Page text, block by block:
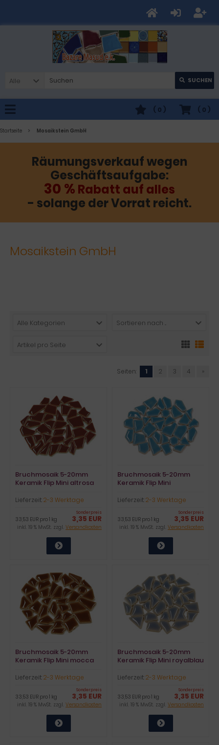
Alle SUCHEN
( 0 )
( 0 )
Startseite Mosaikstein GmbH
Räumungsverkauf wegen
Geschäftsaufgabe:
30 % Rabatt auf alles
- solange der Vorrat reicht.
Mosaikstein GmbH
Alle Kategorien Sortieren nach ...
Artikel pro Seite
Seiten: 1 2 3 4 »
Bruchmosaik 5-20mm
Keramik Flip Mini altrosa
Lieferzeit:2-3 Werktage
Sonderpreis
3,35 EUR
33,53 EUR pro 1 kg
inkl. 19 % MwSt. zzgl. Versandkosten
Bruchmosaik 5-20mm
Keramik Flip Mini
100g ca.90St.
Lieferzeit:2-3 Werktage
Sonderpreis
3,35 EUR
33,53 EUR pro 1 kg
inkl. 19 % MwSt. zzgl. Versandkosten
Bruchmosaik 5-20mm
Keramik Flip Mini mocca
Lieferzeit:2-3 Werktage
Sonderpreis
3,35 EUR
33,53 EUR pro 1 kg
inkl. 19 % MwSt. zzgl. Versandkosten
Bruchmosaik 5-20mm
Keramik Flip Mini royalblau
Lieferzeit:2-3 Werktage
Sonderpreis
3,35 EUR
33,53 EUR pro 1 kg
inkl. 19 % MwSt. zzgl. Versandkosten